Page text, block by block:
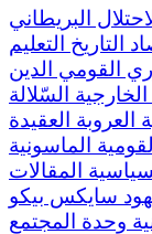
البريطاني
التاريخ التعليم
القومي الدين
السّلالة
العروبة العقيدة
الماسونية
المقالات
سايكس بيكو
وحدة المجتمع